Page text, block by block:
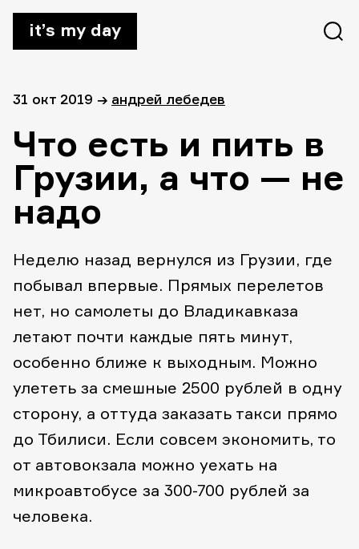
it’s my day
31 окт 2019 → андрей лебедев
Что есть и пить в
Грузии, а что — не
надо
Неделю назад вернулся из Грузии, где
побывал впервые. Прямых перелетов
нет, но самолеты до Владикавказа
летают почти каждые пять минут,
особенно ближе к выходным. Можно
улететь за смешные 2500 рублей в одну
сторону, а оттуда заказать такси прямо
до Тбилиси. Если совсем экономить, то
от автовокзала можно уехать на
микроавтобусе за 300-700 рублей за
человека.